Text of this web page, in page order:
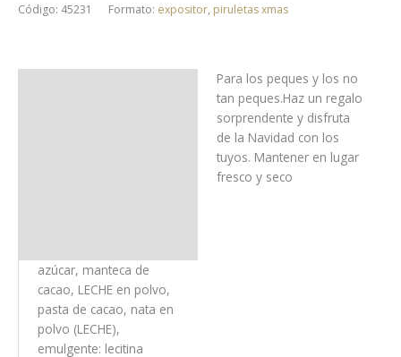
Código: 45231 Formato: expositor, piruletas xmas
Para los peques y los no
tan peques.Haz un regalo
sorprendente y disfruta
de la Navidad con los
tuyos. Mantener en lugar
fresco y seco
azúcar, manteca de
cacao, LECHE en polvo,
pasta de cacao, nata en
polvo (LECHE),
emulgente: lecitina